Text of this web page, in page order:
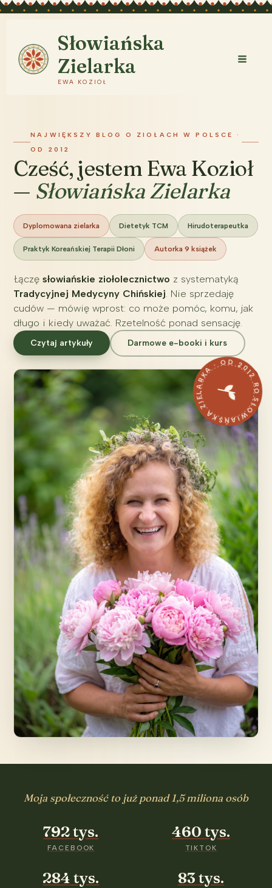
Przejdź
Słowiańska
Zielarka
EWA KOZIOŁ
NAJWIĘKSZY BLOG O ZIOŁACH W POLSCE ·
OD 2012
Cześć, jestem Ewa Kozioł
— Słowiańska Zielarka
Dyplomowana zielarka Dietetyk TCM Hirudoterapeutka
Praktyk Koreańskiej Terapii Dłoni Autorka 9 książek
Łączę słowiańskie ziołolecznictwo z systematyką
Tradycyjnej Medycyny Chińskiej . Nie sprzedaję
cudów — mówię wprost: co może pomóc, komu, jak
długo i kiedy uważać. Rzetelność ponad sensację.
Czytaj artykuły Darmowe e-booki i kurs
SŁOWIAŃSKA ZIELARKA · OD
Moja społeczność to już ponad 1,5 miliona osób
792 tys.
FACEBOOK
460 tys.
TIKTOK
284 tys. 83 tys.